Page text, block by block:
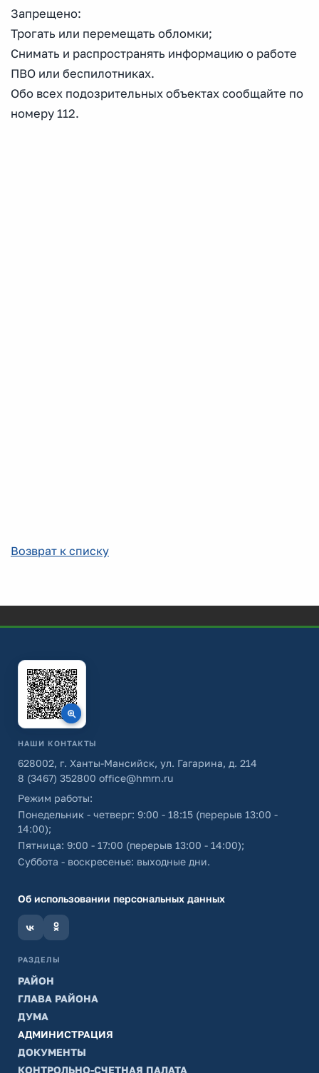
Запрещено:
Трогать или перемещать обломки;
Снимать и распространять информацию о работе
ПВО или беспилотниках.
Обо всех подозрительных объектах сообщайте по
номеру 112.
Возврат к списку
НАШИ КОНТАКТЫ
628002, г. Ханты-Мансийск, ул. Гагарина, д. 214
8 (3467) 352800 office@hmrn.ru
Режим работы:
Понедельник - четверг: 9:00 - 18:15 (перерыв 13:00 -
14:00);
Пятница: 9:00 - 17:00 (перерыв 13:00 - 14:00);
Суббота - воскресенье: выходные дни.
Об использовании персональных данных
РАЗДЕЛЫ
РАЙОН
ГЛАВА РАЙОНА
ДУМА
АДМИНИСТРАЦИЯ
ДОКУМЕНТЫ
КОНТРОЛЬНО-СЧЕТНАЯ ПАЛАТА